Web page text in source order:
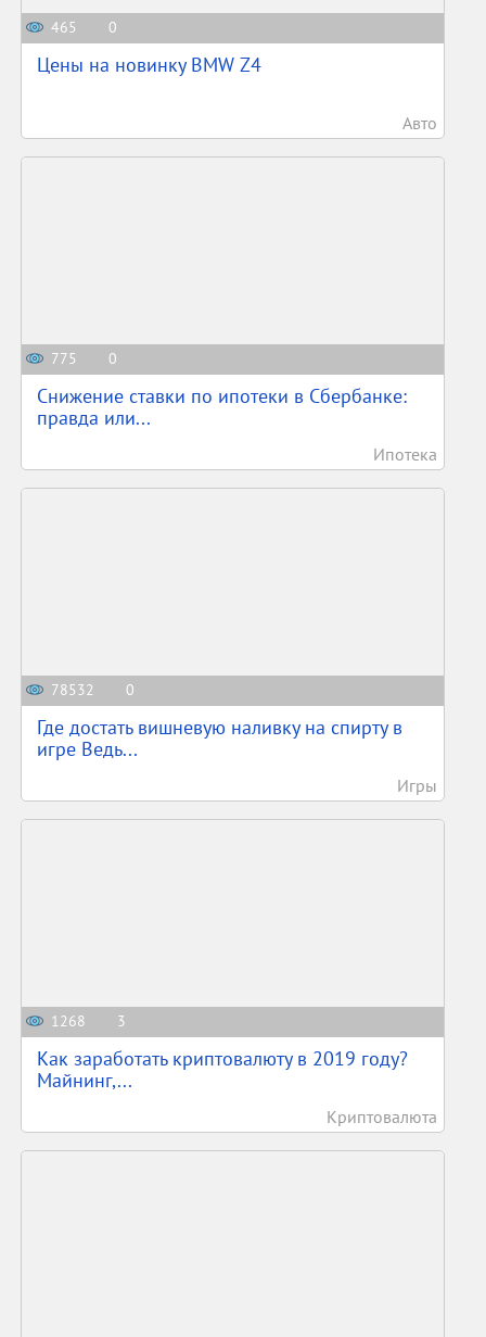
465 0
Цены на новинку BMW Z4
Авто
775 0
Снижение ставки по ипотеки в Сбербанке:
правда или...
Ипотека
78532 0
Где достать вишневую наливку на спирту в
игре Ведь...
Игры
1268 3
Как заработать криптовалюту в 2019 году?
Майнинг,...
Криптовалюта